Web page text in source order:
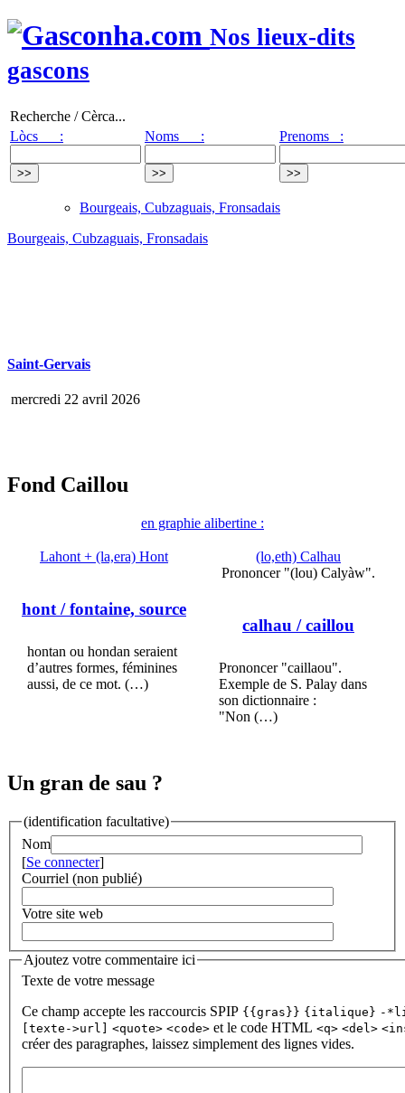
Nos lieux-dits
gascons
Recherche / Cèrca...
Lòcs :
Noms : Prenoms :
Bourgeais, Cubzaguais, Fronsadais
Bourgeais, Cubzaguais, Fronsadais
Saint-Gervais
mercredi 22 avril 2026
Fond Caillou
en graphie alibertine :
Lahont + (la,era) Hont
hont / fontaine, source
hontan ou hondan seraient
d’autres formes, féminines
aussi, de ce mot. (…)
(lo,eth) Calhau
Prononcer "(lou) Calyàw".
calhau / caillou
Prononcer "caillaou".
Exemple de S. Palay dans
son dictionnaire :
"Non (…)
Un gran de sau ?
(identification facultative)
Nom
[Se connecter]
Courriel (non publié)
Votre site web
Ajoutez votre commentaire ici
Texte de votre message
Ce champ accepte les raccourcis SPIP {{gras}} {italique} -
[texte->url]
<quote> <code> et le code HTML <q> <del>
créer des paragraphes, laissez simplement des lignes vides.